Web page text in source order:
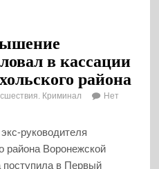
в кассации
района
Криминал
Нет
руководителя
района Воронежской
в Первый